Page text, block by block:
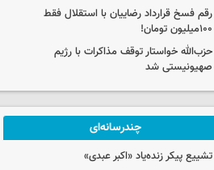
رقم فسخ قرارداد رضاییان با استقلال فقط
۱۰۰میلیون تومان!
حزب‌الله خواستار توقف مذاکرات با رژیم
صهیونیستی شد
چندرسانه‌ای
تشییع پیکر زنده‌یاد «اکبر عبدی»